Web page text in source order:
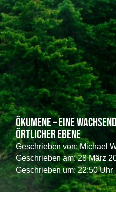
Ökumene – Eine
örtlicher Ebene
Geschrieben von:Michael
Geschrieben am: 28 März
Geschrieben um: 22:50 Uhr